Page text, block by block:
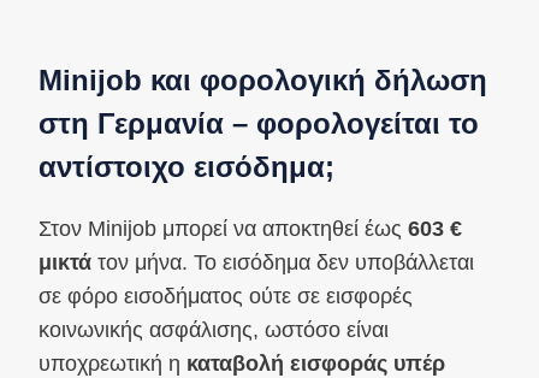
Minijob και φορολογική δήλωση
στη Γερμανία – φορολογείται το
αντίστοιχο εισόδημα;
Στον Minijob μπορεί να αποκτηθεί έως 603 €
μικτά τον μήνα. Το εισόδημα δεν υποβάλλεται
σε φόρο εισοδήματος ούτε σε εισφορές
κοινωνικής ασφάλισης, ωστόσο είναι
υποχρεωτική η καταβολή εισφοράς υπέρ